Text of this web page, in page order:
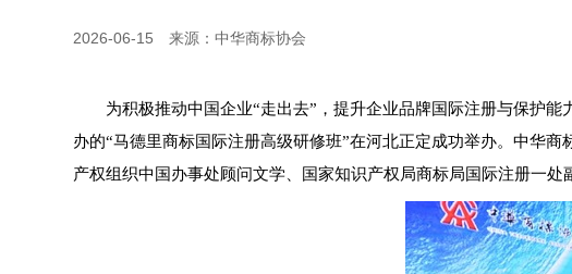
2026-06-15 来源：中华商标协会
为积极推动中国企业“走出去”，提升企业品牌国际注册与保护
办的“马德里商标国际注册高级研修班”在河北正定成功举办。中华
产权组织中国办事处顾问文学、国家知识产权局商标局国际注册一